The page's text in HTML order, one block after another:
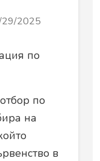
2025
по
по
на
в